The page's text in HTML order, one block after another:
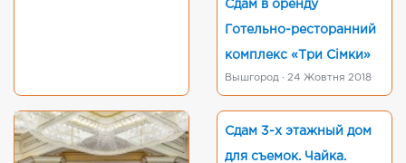
Сдам в оренду
Готельно-ресторанний
комплекс «Три Сімки»
Вышгород · 24 Жовтня 2018
Сдам 3-х этажный дом
для съемок. Чайка.